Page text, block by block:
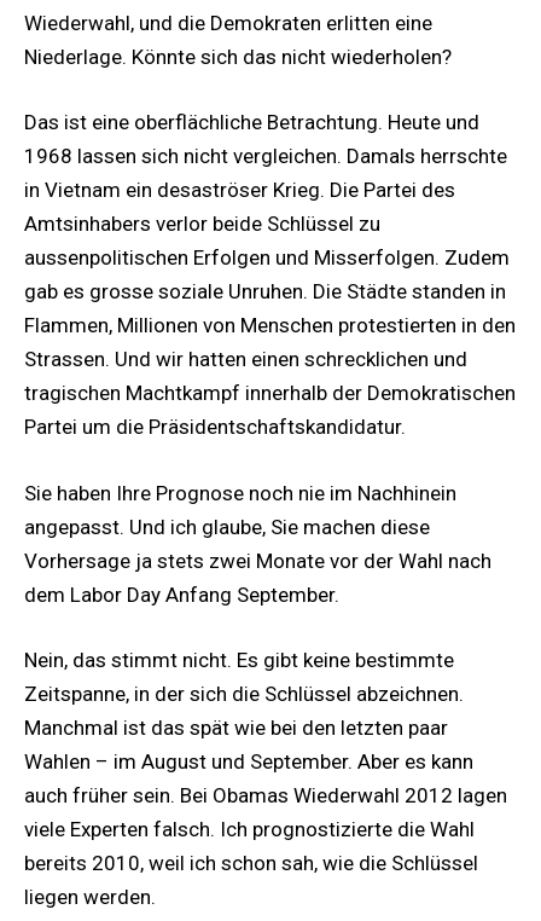
Wiederwahl, und die Demokraten erlitten eine
Niederlage. Könnte sich das nicht wiederholen?
Das ist eine oberflächliche Betrachtung. Heute und
1968 lassen sich nicht vergleichen. Damals herrschte
in Vietnam ein desaströser Krieg. Die Partei des
Amtsinhabers verlor beide Schlüssel zu
aussenpolitischen Erfolgen und Misserfolgen. Zudem
gab es grosse soziale Unruhen. Die Städte standen in
Flammen, Millionen von Menschen protestierten in den
Strassen. Und wir hatten einen schrecklichen und
tragischen Machtkampf innerhalb der Demokratischen
Partei um die Präsidentschaftskandidatur.
Sie haben Ihre Prognose noch nie im Nachhinein
angepasst. Und ich glaube, Sie machen diese
Vorhersage ja stets zwei Monate vor der Wahl nach
dem Labor Day Anfang September.
Nein, das stimmt nicht. Es gibt keine bestimmte
Zeitspanne, in der sich die Schlüssel abzeichnen.
Manchmal ist das spät wie bei den letzten paar
Wahlen – im August und September. Aber es kann
auch früher sein. Bei Obamas Wiederwahl 2012 lagen
viele Experten falsch. Ich prognostizierte die Wahl
bereits 2010, weil ich schon sah, wie die Schlüssel
liegen werden.